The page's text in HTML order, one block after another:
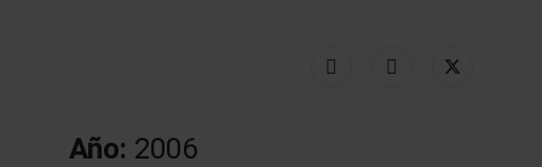
Año: 2006